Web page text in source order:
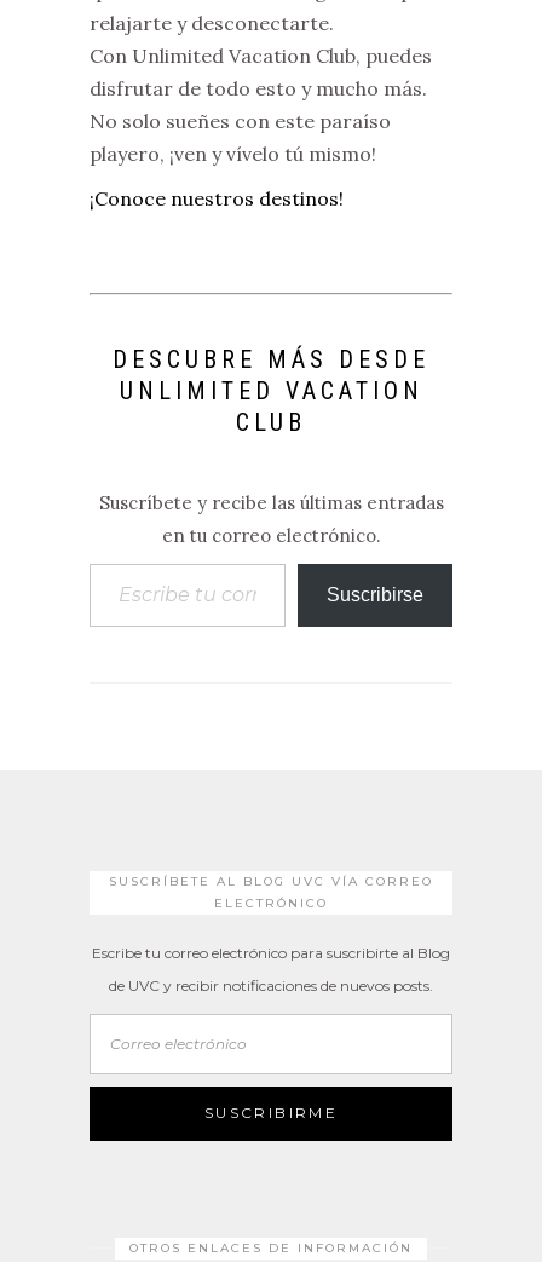
relajarte y desconectarte.
Con Unlimited Vacation Club, puedes
disfrutar de todo esto y mucho más.
No solo sueñes con este paraíso
playero, ¡ven y vívelo tú mismo!
¡Conoce nuestros destinos!
DESCUBRE MÁS DESDE
UNLIMITED VACATION
CLUB
Suscríbete y recibe las últimas entradas
en tu correo electrónico.
Escribe tu correo electrónico…
Suscribirse
SUSCRÍBETE AL BLOG UVC VÍA CORREO
ELECTRÓNICO
Escribe tu correo electrónico para suscribirte al Blog
de UVC y recibir notificaciones de nuevos posts.
SUSCRIBIRME
OTROS ENLACES DE INFORMACIÓN